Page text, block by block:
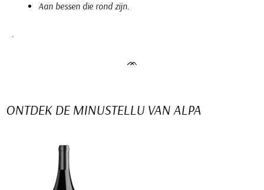
Aan bessen die rond zijn.
ᨏ
ONTDEK DE MINUSTELLU VAN ALPA